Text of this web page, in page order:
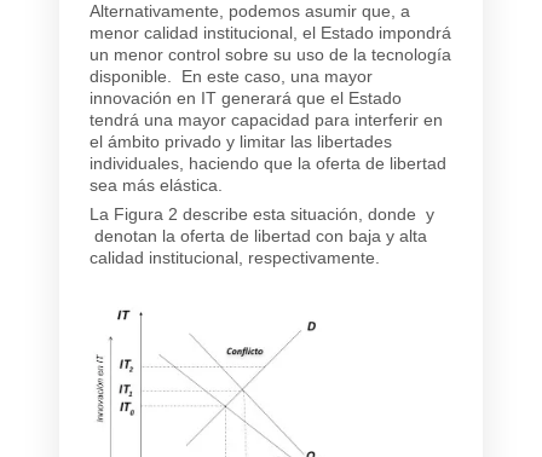
Alternativamente, podemos asumir que, a
menor calidad institucional, el Estado impondrá
un menor control sobre su uso de la tecnología
disponible. En este caso, una mayor
innovación en IT generará que el Estado
tendrá una mayor capacidad para interferir en
el ámbito privado y limitar las libertades
individuales, haciendo que la oferta de libertad
sea más elástica.
La Figura 2 describe esta situación, donde y
denotan la oferta de libertad con baja y alta
calidad institucional, respectivamente.